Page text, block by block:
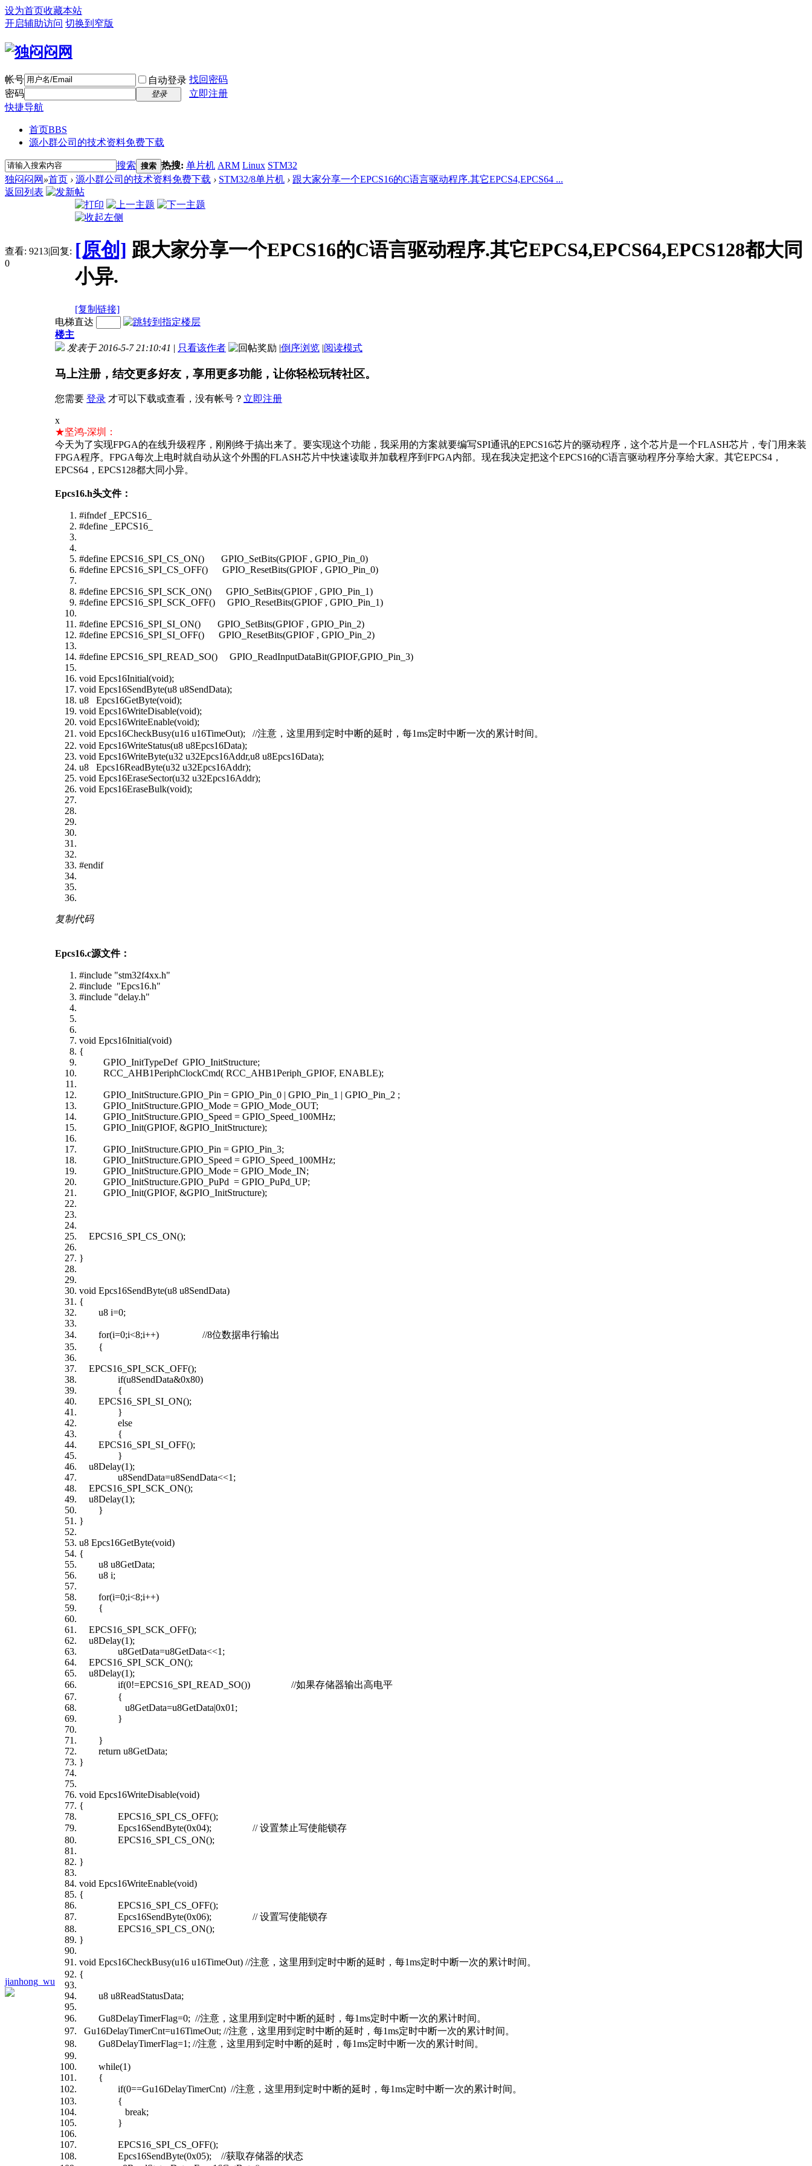
设为首页收藏本站
开启辅助访问 切换到窄版
帐号 自动登录 找回密码
密码
登录
立即注册
快捷导航
首页BBS
源小群公司的技术资料免费下载
搜索 搜索 热搜: 单片机 ARM Linux STM32
独闷闷网 »首页 › 源小群公司的技术资料免费下载 › STM32/8单片机 › 跟大家分享一个EPCS16的C语言驱动程序.其它EPCS4,EPCS64 ...
返回列表
查看: 9213|回复:
0
[原创] 跟大家分享一个EPCS16的C语言驱动程序.其它EPCS4,EPCS64,EPCS128都大同
小异.
[复制链接]
jianhong_wu
电梯直达
楼主
发表于 2016-5-7 21:10:41 | 只看该作者 |倒序浏览 |阅读模式
马上注册，结交更多好友，享用更多功能，让你轻松玩转社区。
您需要 登录 才可以下载或查看，没有帐号？ 立即注册
x
★坚鸿-深圳：
今天为了实现FPGA的在线升级程序，刚刚终于搞出来了。要实现这个功能，我采用的方案就要编写SPI通讯的EPCS16芯片的驱动程序，这个芯片是一个FLASH芯片，专门用来装
FPGA程序。FPGA每次上电时就自动从这个外围的FLASH芯片中快速读取并加载程序到FPGA内部。现在我决定把这个EPCS16的C语言驱动程序分享给大家。其它EPCS4，
EPCS64，EPCS128都大同小异。
Epcs16.h头文件：
#ifndef _EPCS16_
#define _EPCS16_
#define EPCS16_SPI_CS_ON() GPIO_SetBits(GPIOF , GPIO_Pin_0)
#define EPCS16_SPI_CS_OFF() GPIO_ResetBits(GPIOF , GPIO_Pin_0)
#define EPCS16_SPI_SCK_ON() GPIO_SetBits(GPIOF , GPIO_Pin_1)
#define EPCS16_SPI_SCK_OFF() GPIO_ResetBits(GPIOF , GPIO_Pin_1)
#define EPCS16_SPI_SI_ON() GPIO_SetBits(GPIOF , GPIO_Pin_2)
#define EPCS16_SPI_SI_OFF() GPIO_ResetBits(GPIOF , GPIO_Pin_2)
#define EPCS16_SPI_READ_SO() GPIO_ReadInputDataBit(GPIOF,GPIO_Pin_3)
void Epcs16Initial(void);
void Epcs16SendByte(u8 u8SendData);
u8 Epcs16GetByte(void);
void Epcs16WriteDisable(void);
void Epcs16WriteEnable(void);
void Epcs16CheckBusy(u16 u16TimeOut); //注意，这里用到定时中断的延时，每1ms定时中断一次的累计时间。
void Epcs16WriteStatus(u8 u8Epcs16Data);
void Epcs16WriteByte(u32 u32Epcs16Addr,u8 u8Epcs16Data);
u8 Epcs16ReadByte(u32 u32Epcs16Addr);
void Epcs16EraseSector(u32 u32Epcs16Addr);
void Epcs16EraseBulk(void);
#endif
复制代码
Epcs16.c源文件：
#include "stm32f4xx.h"
#include "Epcs16.h"
#include "delay.h"
void Epcs16Initial(void)
{
GPIO_InitTypeDef GPIO_InitStructure;
RCC_AHB1PeriphClockCmd( RCC_AHB1Periph_GPIOF, ENABLE);
GPIO_InitStructure.GPIO_Pin = GPIO_Pin_0 | GPIO_Pin_1 | GPIO_Pin_2 ;
GPIO_InitStructure.GPIO_Mode = GPIO_Mode_OUT;
GPIO_InitStructure.GPIO_Speed = GPIO_Speed_100MHz;
GPIO_Init(GPIOF, &GPIO_InitStructure);
GPIO_InitStructure.GPIO_Pin = GPIO_Pin_3;
GPIO_InitStructure.GPIO_Speed = GPIO_Speed_100MHz;
GPIO_InitStructure.GPIO_Mode = GPIO_Mode_IN;
GPIO_InitStructure.GPIO_PuPd = GPIO_PuPd_UP;
GPIO_Init(GPIOF, &GPIO_InitStructure);
EPCS16_SPI_CS_ON();
}
void Epcs16SendByte(u8 u8SendData)
{
u8 i=0;
for(i=0;i<8;i++) //8位数据串行输出
{
EPCS16_SPI_SCK_OFF();
if(u8SendData&0x80)
{
EPCS16_SPI_SI_ON();
}
else
{
EPCS16_SPI_SI_OFF();
}
u8Delay(1);
u8SendData=u8SendData<<1;
EPCS16_SPI_SCK_ON();
u8Delay(1);
}
}
u8 Epcs16GetByte(void)
{
u8 u8GetData;
u8 i;
for(i=0;i<8;i++)
{
EPCS16_SPI_SCK_OFF();
u8Delay(1);
u8GetData=u8GetData<<1;
EPCS16_SPI_SCK_ON();
u8Delay(1);
if(0!=EPCS16_SPI_READ_SO()) //如果存储器输出高电平
{
u8GetData=u8GetData|0x01;
}
}
return u8GetData;
}
void Epcs16WriteDisable(void)
{
EPCS16_SPI_CS_OFF();
Epcs16SendByte(0x04); // 设置禁止写使能锁存
EPCS16_SPI_CS_ON();
}
void Epcs16WriteEnable(void)
{
EPCS16_SPI_CS_OFF();
Epcs16SendByte(0x06); // 设置写使能锁存
EPCS16_SPI_CS_ON();
}
void Epcs16CheckBusy(u16 u16TimeOut) //注意，这里用到定时中断的延时，每1ms定时中断一次的累计时间。
{
u8 u8ReadStatusData;
Gu8DelayTimerFlag=0; //注意，这里用到定时中断的延时，每1ms定时中断一次的累计时间。
Gu16DelayTimerCnt=u16TimeOut; //注意，这里用到定时中断的延时，每1ms定时中断一次的累计时间。
Gu8DelayTimerFlag=1; //注意，这里用到定时中断的延时，每1ms定时中断一次的累计时间。
while(1)
{
if(0==Gu16DelayTimerCnt) //注意，这里用到定时中断的延时，每1ms定时中断一次的累计时间。
{
break;
}
EPCS16_SPI_CS_OFF();
Epcs16SendByte(0x05); //获取存储器的状态